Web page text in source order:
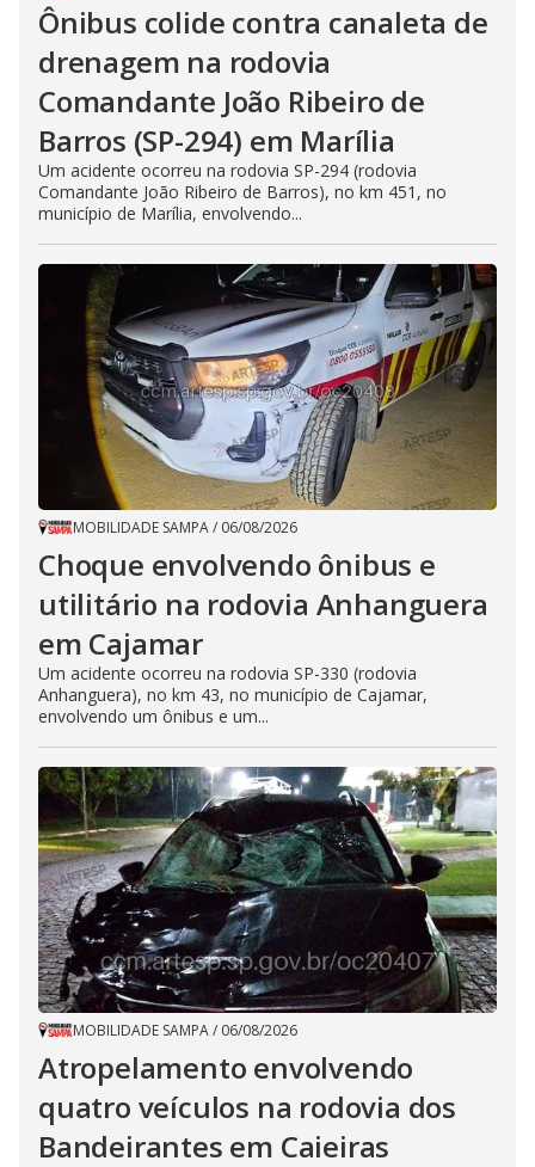
Ônibus colide contra canaleta de
drenagem na rodovia
Comandante João Ribeiro de
Barros (SP-294) em Marília
Um acidente ocorreu na rodovia SP-294 (rodovia
Comandante João Ribeiro de Barros), no km 451, no
município de Marília, envolvendo...
MOBILIDADE SAMPA/ 06/08/2026
Choque envolvendo ônibus e
utilitário na rodovia Anhanguera
em Cajamar
Um acidente ocorreu na rodovia SP-330 (rodovia
Anhanguera), no km 43, no município de Cajamar,
envolvendo um ônibus e um...
MOBILIDADE SAMPA/ 06/08/2026
Atropelamento envolvendo
quatro veículos na rodovia dos
Bandeirantes em Caieiras